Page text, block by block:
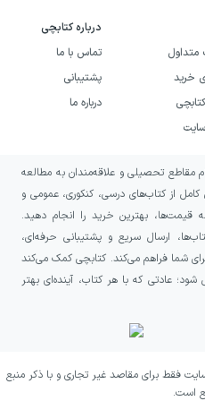
دوازدهم تجربی
به چه افرادی
۳ تجربی نردبام خیلی سبز مناسب
فیزیک را عمیق یاد
آمادگی کامل برای
این حال، به دلیل
به سخت و ارائه
متوسط نیز
ببرند. استفاده از این
در یادگیری و تمرین
متداول
خرید
درباره کتابچی
تماس با ما
پشتیبانی
درباره ما
مقاطع تحصیلی و علاقه‌مندان به مطالعه
از کتاب‌های درسی، کنکوری، عمومی و
قیمت‌ها، بهترین خرید را انجام دهید.
ارسال سریع و پشتیبانی حرفه‌ای،
شما فراهم می‌کند. کتابچی کمک می‌کند
عادتی که با هر کتاب، آینده‌ای بهتر
فقط برای مقاصد غیر تجاری و با ذکر منبع
است.